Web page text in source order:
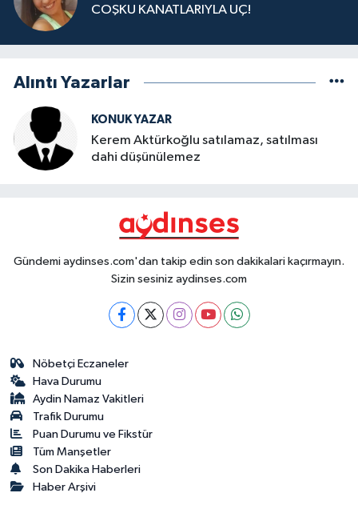
COŞKU KANATLARIYLA UÇ!
Alıntı Yazarlar
KONUK YAZAR
Kerem Aktürkoğlu satılamaz, satılması
dahi düşünülemez
Gündemi aydinses.com'dan takip edin son dakikalari kaçırmayın.
Sizin sesiniz aydinses.com
Nöbetçi Eczaneler
Hava Durumu
Aydin Namaz Vakitleri
Trafik Durumu
Puan Durumu ve Fikstür
Tüm Manşetler
Son Dakika Haberleri
Haber Arşivi